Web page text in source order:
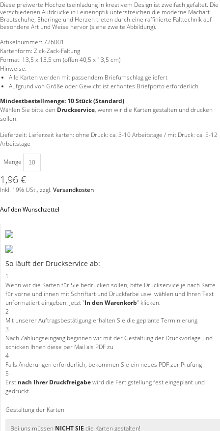
Diese preiwerte Hochzeitseinladung in kreativem Design ist zweifach gefaltet. Die
verschiedenen Aufdrucke in Leinenoptik unterstreichen die moderne Machart.
Brautschuhe, Eheringe und Herzen treten durch eine raffinierte Falttechnik auf
besondere Art und Weise hervor (siehe zweite Abbildung).
Artikelnummer: 726001
Kartenform: Zick-Zack-Faltung
Format: 13,5 x 13,5 cm (offen 40,5 x 13,5 cm)
Hinweise:
Alle Karten werden mit passendem Briefumschlag geliefert
Aufgrund von Größe oder Gewicht ist erhöhtes Briefporto erforderlich
Mindestbestellmenge: 10 Stück (Standard)
Wählen Sie bitte den Druckservice, wenn wir die Karten gestalten und drucken
sollen.
Lieferzeit: Lieferzeit karten: ohne Druck: ca. 3-10 Arbeitstage / mit Druck: ca. 5-12
Arbeitstage
Menge
1,96 €
Inkl. 19% USt., zzgl. Versandkosten
Auf den Wunschzettel
So läuft der Druckservice ab:
1
Wenn wir die Karten für Sie bedrucken sollen, bitte Druckservice je nach Karte
für vorne und innen mit Schriftart und Druckfarbe usw. wählen und Ihren Text
unformatiert eingeben. Jetzt "In den Warenkorb" klicken.
2
Mit unserer Auftragsbestätigung erhalten Sie die geplante Terminierung
3
Nach Zahlungseingang beginnen wir mit der Gestaltung der Druckvorlage und
schicken Ihnen diese per Mail als PDF zu
4
Falls Änderungen erforderlich, bekommen Sie ein neues PDF zur Prüfung
5
Erst nach Ihrer Druckfreigabewird die Fertigstellung fest eingeplant und
gedruckt.
Gestaltung der Karten
Bei uns müssen NICHT SIE die Karten gestalten!